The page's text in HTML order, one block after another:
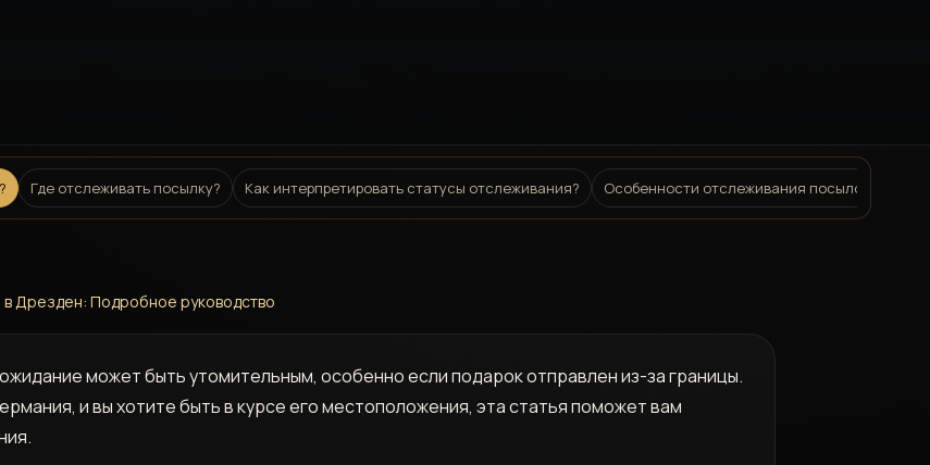
Где отслеживать посылку? Как интерпретировать статусы отслеживания? Особенности отслеживания посылок в
в Дрезден: Подробное руководство
может быть утомительным‚ особенно если подарок отправлен из-за границы.
и вы хотите быть в курсе его местоположения‚ эта статья поможет вам